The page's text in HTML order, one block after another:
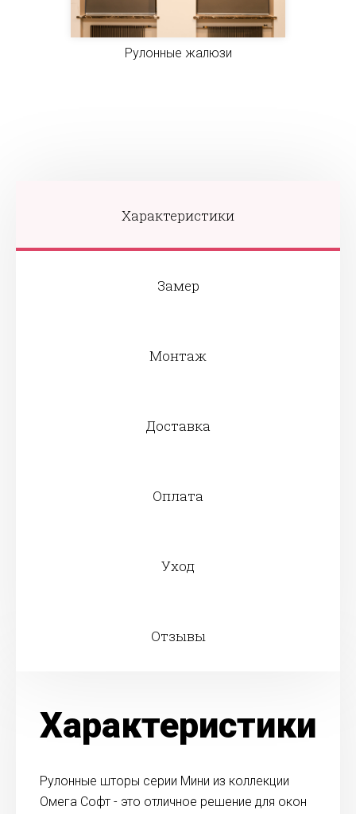
Рулонные жалюзи
Характеристики
Замер
Монтаж
Доставка
Оплата
Уход
Отзывы
Характеристики
Рулонные шторы серии Мини из коллекции
Омега Софт - это отличное решение для окон